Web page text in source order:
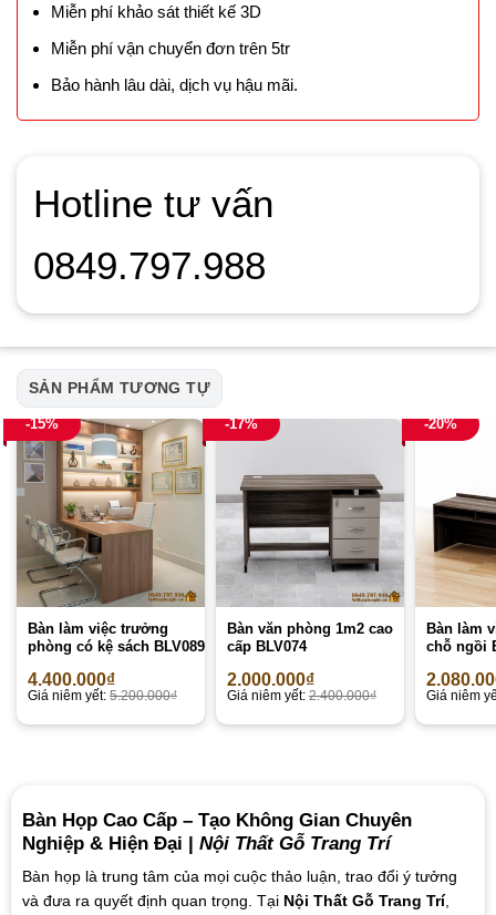
Miễn phí khảo sát thiết kế 3D
Miễn phí vận chuyển đơn trên 5tr
Bảo hành lâu dài, dịch vụ hậu mãi.
Hotline tư vấn
0849.797.988
SẢN PHẨM TƯƠNG TỰ
-15%
Bàn làm việc trưởng
phòng có kệ sách BLV089
4.400.000₫
Giá niêm yết: 5.200.000₫
-17%
Bàn văn phòng 1m2 cao
cấp BLV074
2.000.000₫
Giá niêm yết: 2.400.000₫
-20%
Bàn làm
chỗ ngồi
Giá niêm
Bàn Họp Cao Cấp – Tạo Không Gian Chuyên
Nghiệp & Hiện Đại | Nội Thất Gỗ Trang Trí
Bàn họp là trung tâm của mọi cuộc thảo luận, trao đổi ý tưởng
và đưa ra quyết định quan trọng. Tại Nội Thất Gỗ Trang Trí,